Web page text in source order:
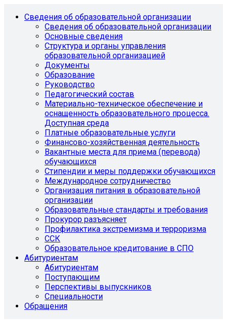
Сведения об образовательной организации
Сведения об образовательной организации
Основные сведения
Структура и органы управления
образовательной организацией
Документы
Образование
Руководство
Педагогический состав
Материально-техническое обеспечение и
оснащенность образовательного процесса.
Доступная среда
Платные образовательные услуги
Финансово-хозяйственная деятельность
Вакантные места для приема (перевода)
обучающихся
Стипендии и меры поддержки обучающихся
Международное сотрудничество
Организация питания в образовательной
организации
Образовательные стандарты и требования
Прокурор разъясняет
Профилактика экстремизма и терроризма
ССК
Образовательное кредитование в СПО
Абитуриентам
Абитуриентам
Поступающим
Перспективы выпускников
Специальности
Обращения